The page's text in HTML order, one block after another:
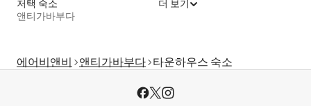
저택 숙소
앤티가바부다
더 보기
에어비앤비 앤티가바부다 타운하우스 숙소